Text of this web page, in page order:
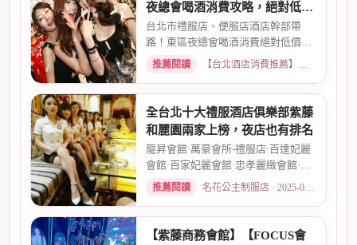
夜總會喝酒消費攻略，絕對低價
優惠
台北市禮服店、便服店酒店幹部帶
路！東區夜總會喝酒消費絕對低價優
惠。專業幹部安排，包廂費、小...
推薦閱讀 【台北酒店消費推薦】各大商務酒店、夜總會試算 · 2026-03-15
全台北十大禮服酒店俱樂部紫藤
和麗園兩家上榜，夜店也有排名
龍昇會館·萬豪會所-禮服店·百達妃麗
會館·百家妃麗會館·忠孝麗緻會館·敦
南麗緻會館·金荷會...
推薦閱讀 名花公主制服店 · 2025-02-01
【紫藤商務會館】【FOCUS會